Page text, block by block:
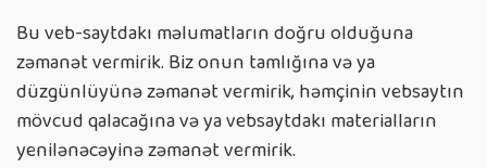
Bu veb-saytdakı məlumatların doğru olduğuna
zəmanət vermirik. Biz onun tamlığına və ya
düzgünlüyünə zəmanət vermirik, həmçinin vebsaytın
mövcud qalacağına və ya vebsaytdakı materialların
yenilənəcəyinə zəmanət vermirik.